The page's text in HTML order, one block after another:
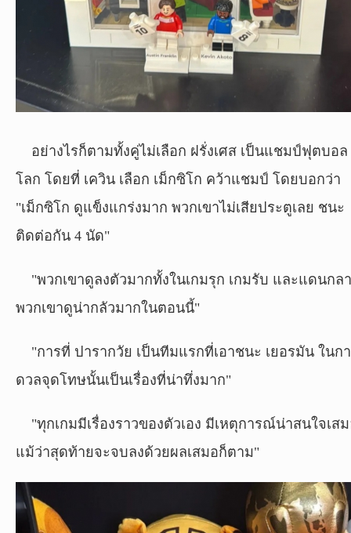
อย่างไรก็ตามทั้งคู่ไม่เลือก ฝรั่งเศส เป็นแชมป์ฟุตบอล
โลก โดยที่ เควิน เลือก เม็กซิโก คว้าแชมป์ โดยบอกว่า
"เม็กซิโก ดูแข็งแกร่งมาก พวกเขาไม่เสียประตูเลย ชนะ
ติดต่อกัน 4 นัด"
"พวกเขาดูลงตัวมากทั้งในเกมรุก เกมรับ และแดนกล
พวกเขาดูน่ากลัวมากในตอนนี้"
"การที่ ปารากวัย เป็นทีมแรกที่เอาชนะ เยอรมัน ในก
ดวลจุดโทษนั้นเป็นเรื่องที่น่าทึ่งมาก"
"ทุกเกมมีเรื่องราวของตัวเอง มีเหตุการณ์น่าสนใจเส
แม้ว่าสุดท้ายจะจบลงด้วยผลเสมอก็ตาม"